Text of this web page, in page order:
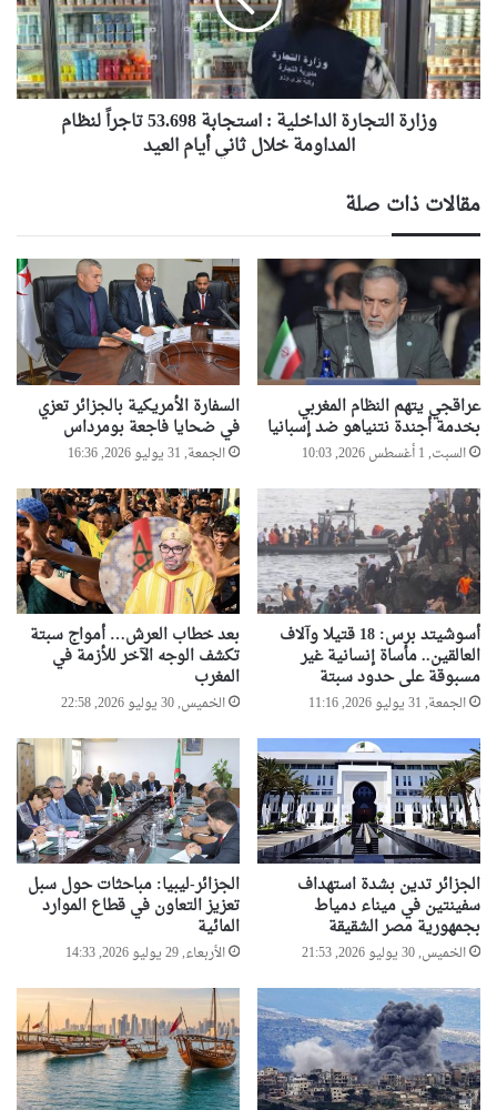
53.698
تاجراً
لنظام
المداومة
العيد
وزارة التجارة الداخلية : استجابة 53.698 تاجراً لنظام
المداومة خلال ثاني أيام العيد
مقالات ذات صلة
عراقجي يتهم النظام المغربي
بخدمة أجندة نتنياهو ضد إسبانيا
السبت, 1 أغسطس 2026, 10:03
السفارة الأمريكية بالجزائر تعزي
في ضحايا فاجعة بومرداس
الجمعة, 31 يوليو 2026, 16:36
أسوشيتد برس: 18 قتيلا وآلاف
العالقين.. مأساة إنسانية غير
مسبوقة على حدود سبتة
الجمعة, 31 يوليو 2026, 11:16
بعد خطاب العرش… أمواج سبتة
تكشف الوجه الآخر للأزمة في
المغرب
الخميس, 30 يوليو 2026, 22:58
الجزائر تدين بشدة استهداف
سفينتين في ميناء دمياط
بجمهورية مصر الشقيقة
الخميس, 30 يوليو 2026, 21:53
الجزائر-ليبيا: مباحثات حول سبل
تعزيز التعاون في قطاع الموارد
المائية
الأربعاء, 29 يوليو 2026, 14:33